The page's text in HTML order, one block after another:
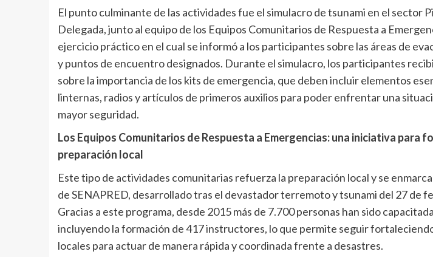
El punto culminante de las actividades fue el simulacro de tsunami en el sector
Delegada, junto al equipo de los Equipos Comunitarios de Respuesta a
ejercicio práctico en el cual se informó a los participantes sobre las áreas de
y puntos de encuentro designados. Durante el simulacro, los participantes
sobre la importancia de los kits de emergencia, que deben incluir elementos
linternas, radios y artículos de primeros auxilios para poder enfrentar una
mayor seguridad.
Los Equipos Comunitarios de Respuesta a Emergencias: una iniciativa para
preparación local
Este tipo de actividades comunitarias refuerza la preparación local y se
de SENAPRED, desarrollado tras el devastador terremoto y tsunami del 27 de
Gracias a este programa, desde 2015 más de 7.700 personas han sido
incluyendo la formación de 417 instructores, lo que permite seguir
locales para actuar de manera rápida y coordinada frente a desastres.